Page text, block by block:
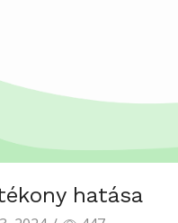
hatása